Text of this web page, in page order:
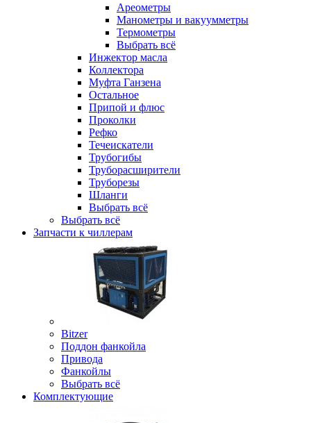
Ареометры
Манометры и вакуумметры
Термометры
Выбрать всё
Инжектор масла
Коллектора
Муфта Ганзена
Остальное
Припой и флюс
Проколки
Рефко
Течеискатели
Трубогибы
Труборасширители
Труборезы
Шланги
Выбрать всё
Выбрать всё
Запчасти к чиллерам
Bitzer
Поддон фанкойла
Привода
Фанкойлы
Выбрать всё
Комплектующие